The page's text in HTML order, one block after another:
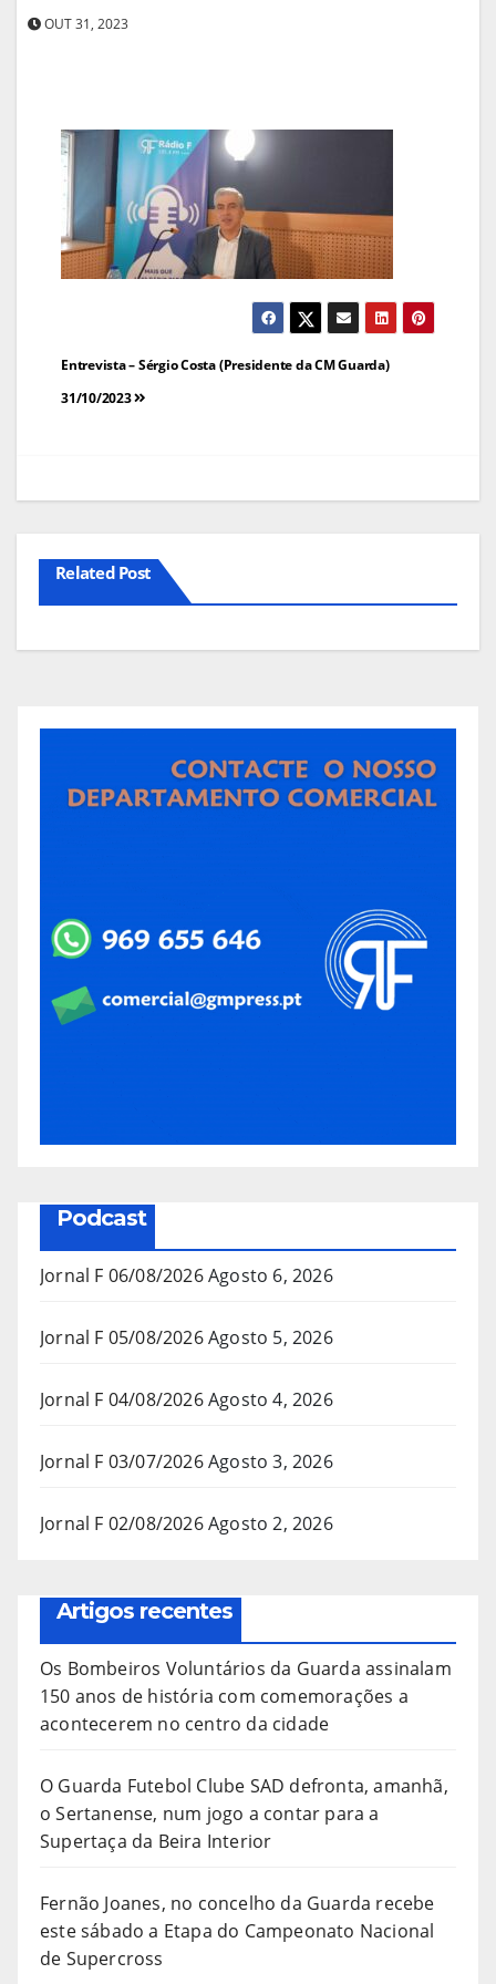
OUT 31, 2023
Navegação
de
Entrevista – Sérgio Costa (Presidente da CM Guarda)
31/10/2023
Related Post
Podcast
Jornal F 06/08/2026Agosto 6, 2026
Jornal F 05/08/2026Agosto 5, 2026
Jornal F 04/08/2026Agosto 4, 2026
Jornal F 03/07/2026Agosto 3, 2026
Jornal F 02/08/2026Agosto 2, 2026
Artigos recentes
Os Bombeiros Voluntários da Guarda assinalam
150 anos de história com comemorações a
acontecerem no centro da cidade
O Guarda Futebol Clube SAD defronta, amanhã,
o Sertanense, num jogo a contar para a
Supertaça da Beira Interior
Fernão Joanes, no concelho da Guarda recebe
este sábado a Etapa do Campeonato Nacional
de Supercross